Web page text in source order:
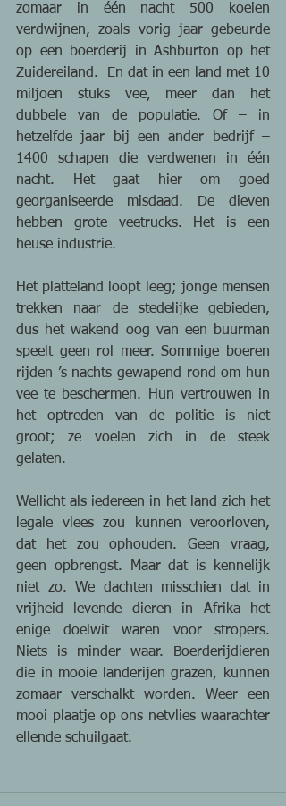
zomaar in één nacht 500 koeien
verdwijnen, zoals vorig jaar gebeurde
op een boerderij in Ashburton op het
Zuidereiland.  En dat in een land met 10
miljoen stuks vee, meer dan het
dubbele van de populatie. Of – in
hetzelfde jaar bij een ander bedrijf –
1400 schapen die verdwenen in één
nacht. Het gaat hier om goed
georganiseerde misdaad. De dieven
hebben grote veetrucks. Het is een
heuse industrie.
Het platteland loopt leeg; jonge mensen
trekken naar de stedelijke gebieden,
dus het wakend oog van een buurman
speelt geen rol meer. Sommige boeren
rijden ’s nachts gewapend rond om hun
vee te beschermen. Hun vertrouwen in
het optreden van de politie is niet
groot; ze voelen zich in de steek
gelaten.
Wellicht als iedereen in het land zich het
legale vlees zou kunnen veroorloven,
dat het zou ophouden. Geen vraag,
geen opbrengst. Maar dat is kennelijk
niet zo. We dachten misschien dat in
vrijheid levende dieren in Afrika het
enige doelwit waren voor stropers.
Niets is minder waar. Boerderijdieren
die in mooie landerijen grazen, kunnen
zomaar verschalkt worden. Weer een
mooi plaatje op ons netvlies waarachter
ellende schuilgaat.